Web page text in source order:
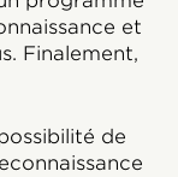
et
Finalement,
de